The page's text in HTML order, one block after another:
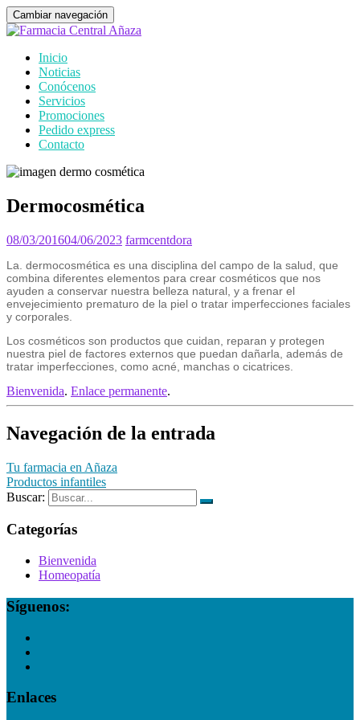
Cambiar navegación
Inicio
Noticias
Conócenos
Servicios
Promociones
Pedido express
Contacto
Dermocosmética
08/03/201604/06/2023 farmcentdora
La. dermocosmética es una disciplina del campo de la salud, que
combina diferentes elementos para crear cosméticos que nos
ayuden a conservar nuestra belleza natural, y a frenar el
envejecimiento prematuro de la piel o tratar imperfecciones faciales
y corporales.
Los cosméticos son productos que cuidan, reparan y protegen
nuestra piel de factores externos que puedan dañarla, además de
tratar imperfecciones, como acné, manchas o cicatrices.
Bienvenida. Enlace permanente.
Navegación de la entrada
Tu farmacia en Añaza
Productos infantiles
Buscar:
Categorías
Bienvenida
Homeopatía
Síguenos:
Enlaces